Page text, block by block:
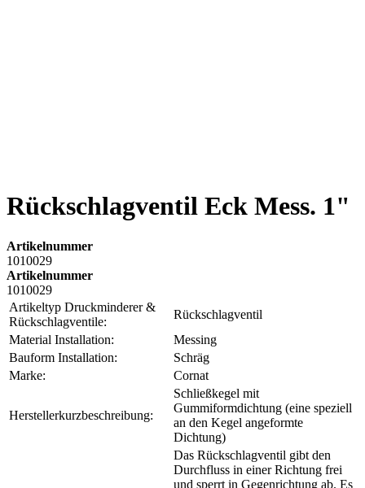
Rückschlagventil Eck Mess. 1"
Artikelnummer
1010029
Artikelnummer
1010029
Artikeltyp Druckminderer &
Rückschlagventile:
Rückschlagventil
Material Installation:
Messing
Bauform Installation:
Schräg
Marke:
Cornat
Herstellerkurzbeschreibung:
Schließkegel mit
Gummiformdichtung (eine speziell
an den Kegel angeformte
Dichtung)
Das Rückschlagventil gibt den
Durchfluss in einer Richtung frei
und sperrt in Gegenrichtung ab. Es